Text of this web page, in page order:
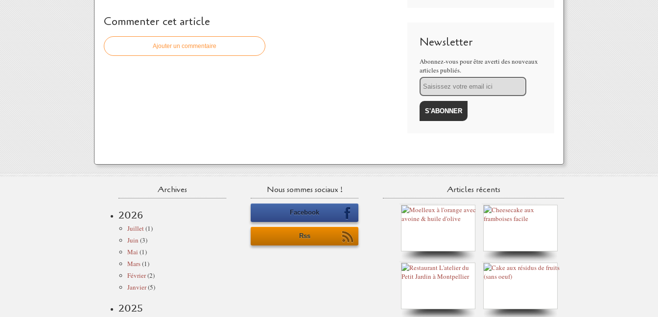
Commenter cet article
Ajouter un commentaire Newsletter
Abonnez-vous pour être averti des nouveaux
articles publiés.
Email
Archives
2026
Juillet(1)
Juin (3)
Mai (1)
Mars(1)
Février(2)
Janvier(5)
2025
Nous sommes sociaux !
Facebook
Rss
Articles récents